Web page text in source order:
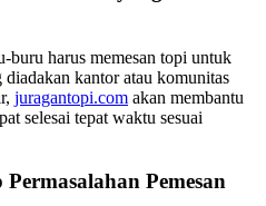
buru harus memesan topi untuk
diadakan kantor atau komunitas
juragantopi.com akan membantu
selesai tepat waktu sesuai
Pemesan